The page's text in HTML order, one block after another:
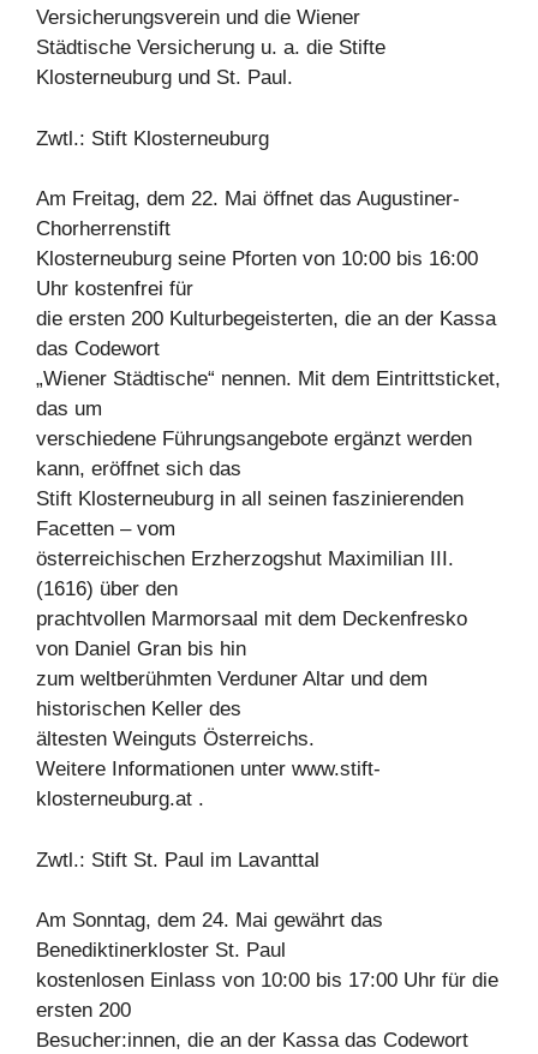
Versicherungsverein und die Wiener
Städtische Versicherung u. a. die Stifte
Klosterneuburg und St. Paul.
Zwtl.: Stift Klosterneuburg
Am Freitag, dem 22. Mai öffnet das Augustiner-
Chorherrenstift
Klosterneuburg seine Pforten von 10:00 bis 16:00
Uhr kostenfrei für
die ersten 200 Kulturbegeisterten, die an der Kassa
das Codewort
„Wiener Städtische“ nennen. Mit dem Eintrittsticket,
das um
verschiedene Führungsangebote ergänzt werden
kann, eröffnet sich das
Stift Klosterneuburg in all seinen faszinierenden
Facetten – vom
österreichischen Erzherzogshut Maximilian III.
(1616) über den
prachtvollen Marmorsaal mit dem Deckenfresko
von Daniel Gran bis hin
zum weltberühmten Verduner Altar und dem
historischen Keller des
ältesten Weinguts Österreichs.
Weitere Informationen unter www.stift-
klosterneuburg.at .
Zwtl.: Stift St. Paul im Lavanttal
Am Sonntag, dem 24. Mai gewährt das
Benediktinerkloster St. Paul
kostenlosen Einlass von 10:00 bis 17:00 Uhr für die
ersten 200
Besucher:innen, die an der Kassa das Codewort